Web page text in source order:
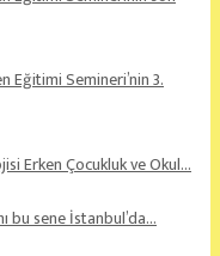
Eğitimi Semineri’nin 3.
Erken Çocukluk ve Okul…
bu sene İstanbul’da…